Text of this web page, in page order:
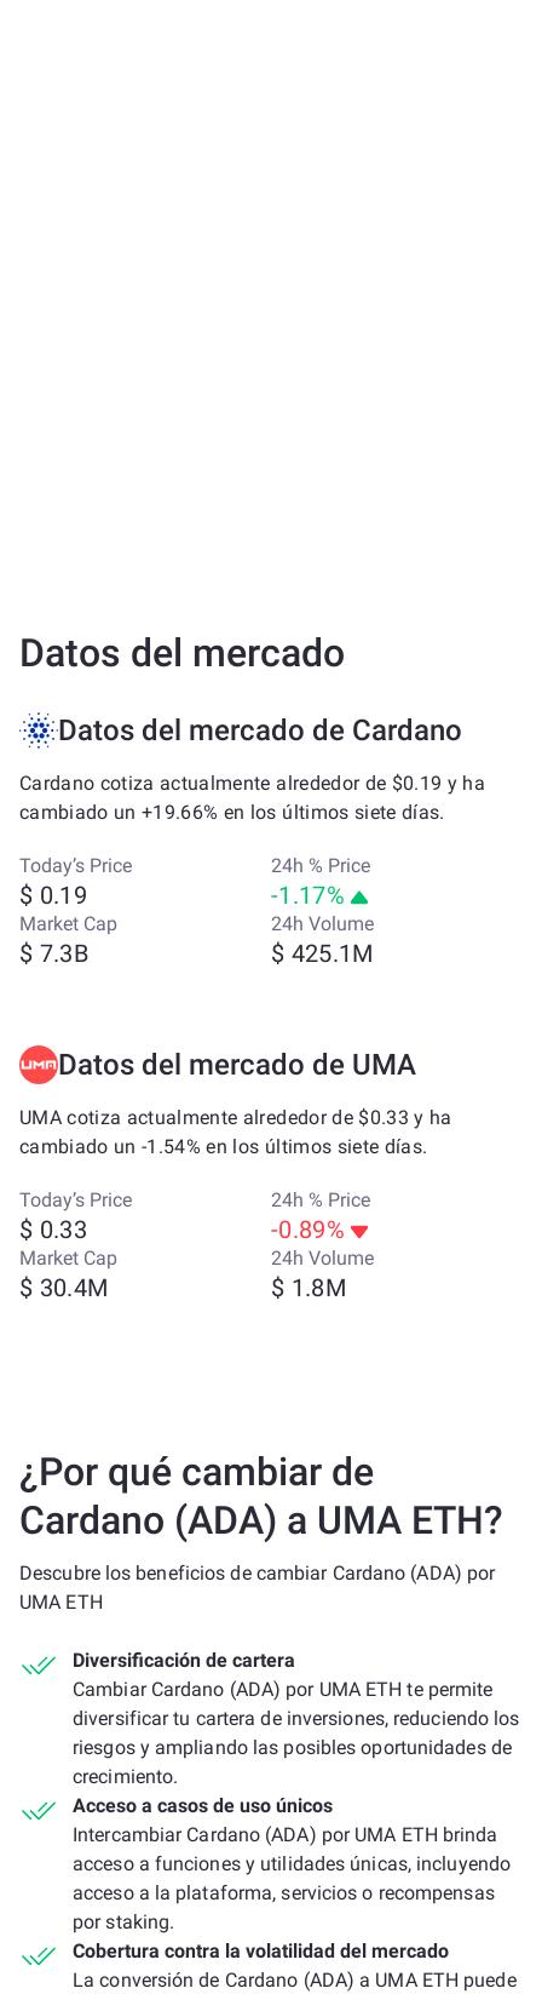
Datos del mercado
Datos del mercado de Cardano
Cardano cotiza actualmente alrededor de $0.19 y ha
cambiado un +19.66% en los últimos siete días.
Today’s Price
$ 0.19
24h % Price
-1.17%
Market Cap
$ 7.3B
24h Volume
$ 425.1M
Datos del mercado de UMA
UMA cotiza actualmente alrededor de $0.33 y ha
cambiado un -1.54% en los últimos siete días.
Today’s Price
$ 0.33
24h % Price
-0.89%
Market Cap
$ 30.4M
24h Volume
$ 1.8M
¿Por qué cambiar de
Cardano (ADA) a UMA ETH?
Descubre los beneficios de cambiar Cardano (ADA) por
UMA ETH
Diversificación de cartera
Cambiar Cardano (ADA) por UMA ETH te permite
diversificar tu cartera de inversiones, reduciendo los
riesgos y ampliando las posibles oportunidades de
crecimiento.
Acceso a casos de uso únicos
Intercambiar Cardano (ADA) por UMA ETH brinda
acceso a funciones y utilidades únicas, incluyendo
acceso a la plataforma, servicios o recompensas
por staking.
Cobertura contra la volatilidad del mercado
La conversión de Cardano (ADA) a UMA ETH puede